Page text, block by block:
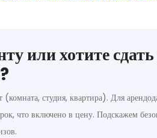
или хотите
студия, квартира). Для
что включено в цену. Подскажем